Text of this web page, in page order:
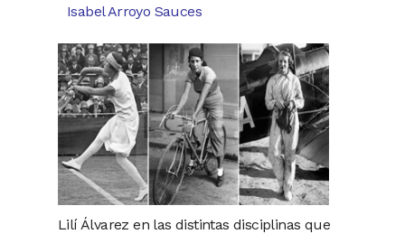
Isabel Arroyo Sauces
Lilí Álvarez en las distintas disciplinas que